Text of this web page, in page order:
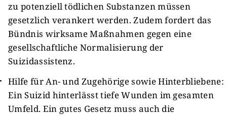
zu potenziell tödlichen Substanzen müssen
gesetzlich verankert werden. Zudem fordert das
Bündnis wirksame Maßnahmen gegen eine
gesellschaftliche Normalisierung der
Suizidassistenz.
Hilfe für An- und Zugehörige sowie Hinterbliebene:
Ein Suizid hinterlässt tiefe Wunden im gesamten
Umfeld. Ein gutes Gesetz muss auch die